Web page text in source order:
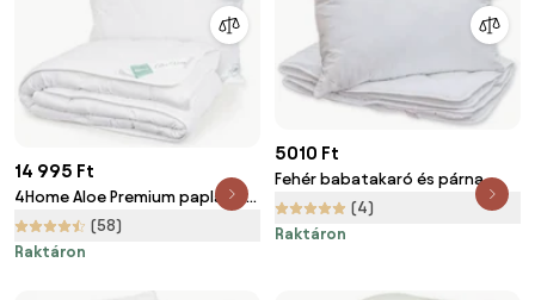
14 995 Ft
4Home Aloe Premium paplan és
párnák szett, 140 x 200 cm, 70
x 90 cm
(58)
Raktáron
5010 Ft
Fehér babatakaró és párna
(4)
Raktáron